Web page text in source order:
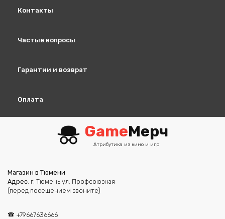
Контакты
Частые вопросы
Гарантии и возврат
Оплата
GameМерч
Атрибутика из кино и игр
Магазин в Тюмени
Адрес: г. Тюмень ул. Профсоюзная
(перед посещением звоните)
+79667636666